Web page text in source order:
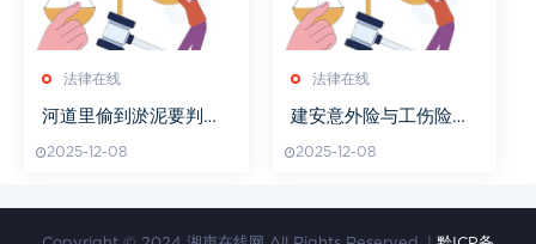
法律在线
河道里偷到淤泥要判刑
2025-12-08
法律在线
建安意外险与工伤险区
2025-12-08